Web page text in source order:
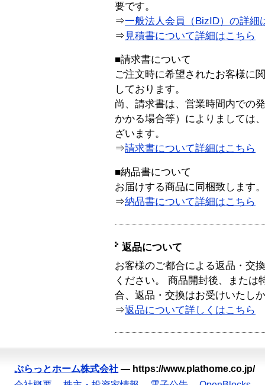
要です。
⇒一般法人会員（BizID）の詳細
⇒ 見積書について詳細はこちら
■請求書について
ご注文時に希望されたお客様に
しております。
尚、請求書は、営業時間内での
かかる場合等）によりましては
ざいます。
⇒請求書について詳細はこちら
■納品書について
お届けする商品に同梱致します。
⇒納品書について詳細はこちら
返品について
お客様のご都合による返品・交
ください。 商品開封後、または
合、返品・交換はお受けいたし
⇒返品について詳しくはこちら
ぷらっとホーム株式会社 — https://www.plathome.co.jp/